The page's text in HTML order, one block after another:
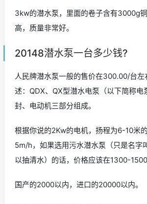
3kw的潜水泵，里面的卷子含有3000g
高，质量非常好。
20148潜水泵一台多少钱?
人民牌潜水泵一般的售价在300.00/台
述：QDX、QX型潜水电泵（以下简称电
封、电动机三部分组成。
根据你说的2Kw的电机，扬程为6-10米
5m/h，如果选用污水潜水泵（只是名字
以抽清水）的话，价格应该在1300-1500
国产的2000以内，进口的20000以内。